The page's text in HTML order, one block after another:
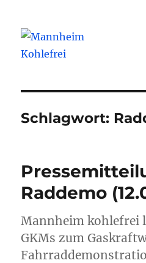
Schlagwort:
Raddemo
Mannheim kohlefrei
GKMs zum